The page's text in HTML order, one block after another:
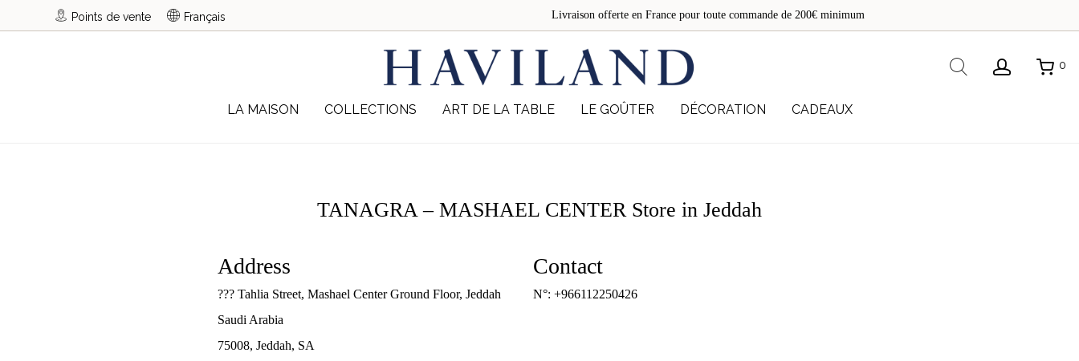
Livraison offerte en France pour toute commande de 200€ minimum
Points de vente Français
LA MAISON COLLECTIONS ART DE LA TABLE LE GOÛTER DÉCORATION CADEAUX
Rechercher0
TANAGRA – MASHAEL CENTER Store in Jeddah
Address
??? Tahlia Street, Mashael Center Ground Floor, Jeddah
Saudi Arabia
75008, Jeddah, SA
Contact
N°: +966112250426